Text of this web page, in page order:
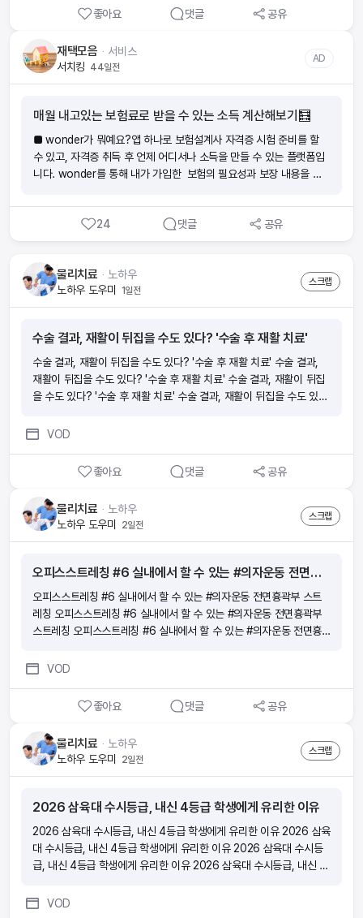
좋아요 댓글 공유
재택모음 ᆞ 서비스
서치킹 44일전
AD
매월 내고있는 보험료로 받을 수 있는 소득 계산해보기🧮
■ wonder가 뭐예요?앱 하나로 보험설계사 자격증 시험 준비를 할
수 있고, 자격증 취득 후 언제 어디서나 소득을 만들 수 있는 플랫폼입
니다. wonder를 통해 내가 가입한 보험의 필요성과 보장 내용을 이
더 편리하게! ‘ wonder앱으로 하면 지출이었던 보험료가 소득이 돼요.
■ 요즘 보험 부업이 많던데요 wonder의 장점은 뭔가요?(1)내 라
이프스타일에 방해되지 않게 스스로 자격증 준비가 가능해요. 휴먼압
는 회사가 부담해요.(3)자격증을 취득하면 출근 없이 앱 하나로 소득을
만들 수 있어요.(4)시작부터 함께하는 전문 매니저가 전 과정을 도와드
려요.(5)나도 모르게 보험전문지식이 향상되어 있어요. ■ 절차가 궁
3배의 수수료와 축하금 최대 60만원을 받을 수 있어요 [예시] 보험료
10만원 ■ 시험이 많이 어렵나요? 아니요! 하지만, 모의고사 문제와
답만 외우면 헷갈릴 수 있으니 보기 내용의 이해가 필요해요. (예) 모의
고사에서 ‘틀린 것’은? 으로 외웠는데, 실제 시험에서는 ‘맞는 것을 고
점수를 70점 이상 목표로 반복적으로 풀면서 점차 점수를 높여보세
전’탭에서 원하는 시험 일정에 맞춰 시험신청을 해보세요. 2. 시험일 2
~3주 전부터 동영상강의,모의고사, 요약정리를 반복해서 하루에 일정
시간을 정해두고 벼락치기로 집중도를 높여보세요. 모의고사는 최소 4
~5번 풀어 보시는 게 좋아요. 3. 시험 직전에는 실제 시험처럼 PDF파
일을 출력하여 모의고사를 풀어보는 것도 좋아요! 시험안내 문자도 꼼
격입니다!
24 댓글 공유
물리치료 ᆞ 노하우
노하우 도우미
1일전
스크랩
수술 결과, 재활이 뒤집을 수도 있다? '수술 후 재활 치료'
수술 결과, 재활이 뒤집을 수도 있다? '수술 후 재활 치료' 수술 결과,
재활이 뒤집을 수도 있다? '수술 후 재활 치료' 수술 결과, 재활이 뒤집
을 수도 있다? '수술 후 재활 치료' 수술 결과, 재활이 뒤집을 수도 있
VOD
좋아요 댓글 공유
물리치료 ᆞ 노하우
노하우 도우미
2일전
스크랩
오피스스트레칭 #6 실내에서 할 수 있는 #의자운동 전면흉곽부 스트레칭
오피스스트레칭 #6 실내에서 할 수 있는 #의자운동 전면흉곽부 스트
레칭 오피스스트레칭 #6 실내에서 할 수 있는 #의자운동 전면흉곽부
스트레칭 오피스스트레칭 #6 실내에서 할 수 있는 #의자운동 전면흉
면흉곽부 스트레칭
VOD
좋아요 댓글 공유
물리치료 ᆞ 노하우
노하우 도우미
2일전
스크랩
2026 삼육대 수시등급, 내신 4등급 학생에게 유리한 이유
2026 삼육대 수시등급, 내신 4등급 학생에게 유리한 이유 2026 삼육
대 수시등급, 내신 4등급 학생에게 유리한 이유 2026 삼육대 수시등
급, 내신 4등급 학생에게 유리한 이유 2026 삼육대 수시등급, 내신 4
VOD